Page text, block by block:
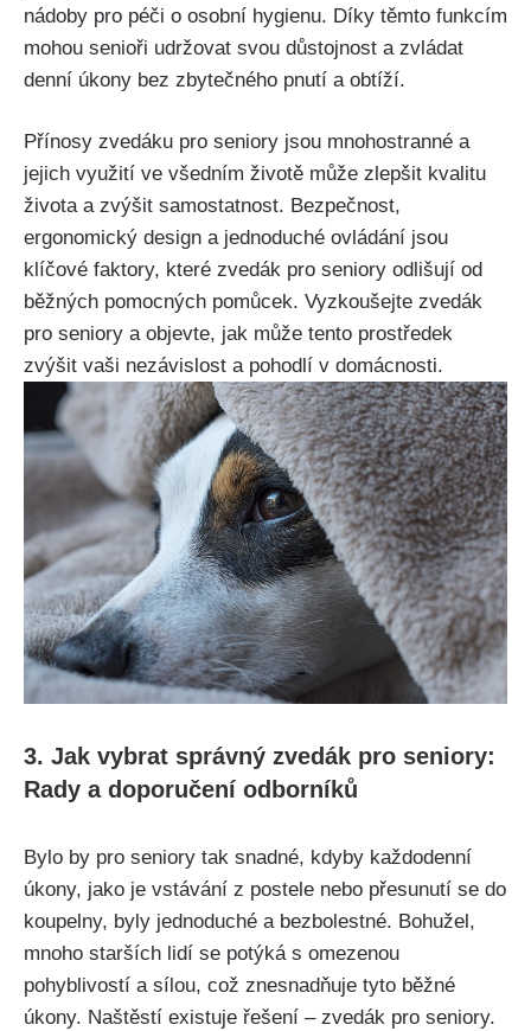
nádoby pro péči o osobní hygienu. Díky těmto funkcím
mohou senioři udržovat svou důstojnost a zvládat
denní úkony bez zbytečného pnutí a obtíží.
Přínosy zvedáku pro seniory jsou mnohostranné a
jejich využití ve všedním životě může zlepšit kvalitu
života a zvýšit samostatnost. Bezpečnost,
ergonomický design a jednoduché ovládání jsou
klíčové faktory, které zvedák pro seniory odlišují od
běžných pomocných pomůcek. Vyzkoušejte zvedák
pro seniory a objevte, jak může tento prostředek
zvýšit vaši nezávislost a pohodlí v domácnosti.
3. Jak vybrat správný zvedák pro seniory:
Rady a doporučení odborníků
Bylo by pro seniory tak snadné, kdyby každodenní
úkony, jako je vstávání z postele nebo přesunutí se do
koupelny, byly jednoduché a bezbolestné. Bohužel,
mnoho starších lidí se potýká s omezenou
pohyblivostí a sílou, což znesnadňuje tyto běžné
úkony. Naštěstí existuje řešení – zvedák pro seniory.